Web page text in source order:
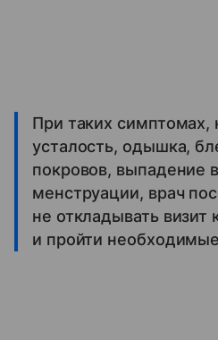
При таких симптомах,
усталость, одышка,
покровов, выпадение
менструации, врач
не откладывать визит
и пройти